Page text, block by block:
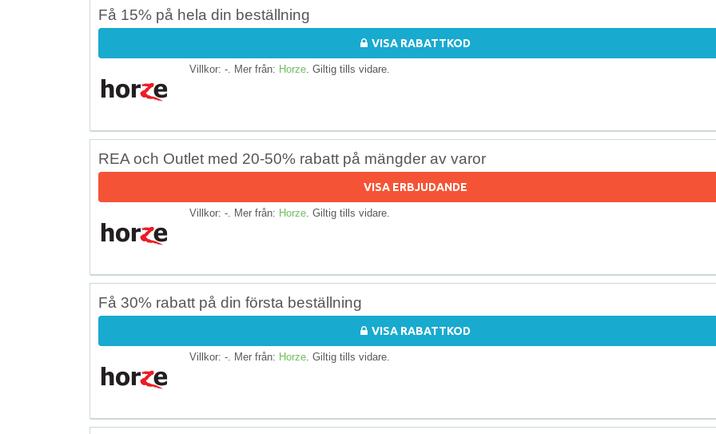
Få 15% på hela din beställning
VISA RABATTKOD
Villkor: -. Mer från: Horze . Giltig tills vidare.
REA och Outlet med 20-50% rabatt på mängder av varor
VISA ERBJUDANDE
Villkor: -. Mer från: Horze . Giltig tills vidare.
Få 30% rabatt på din första beställning
VISA RABATTKOD
Villkor: -. Mer från: Horze . Giltig tills vidare.